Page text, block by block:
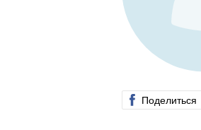
Поделиться